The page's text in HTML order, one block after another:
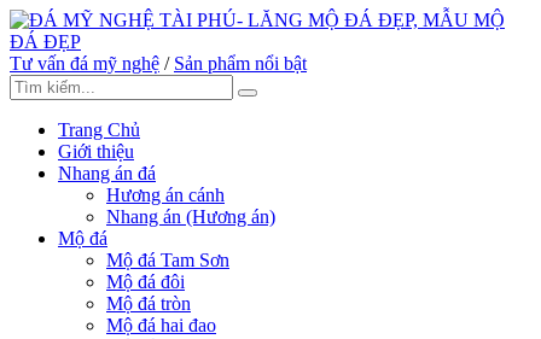
Tư vấn đá mỹ nghệ / Sản phẩm nổi bật
Trang Chủ
Giới thiệu
Nhang án đá
Hương án cánh
Nhang án (Hương án)
Mộ đá
Mộ đá Tam Sơn
Mộ đá đôi
Mộ đá tròn
Mộ đá hai đao